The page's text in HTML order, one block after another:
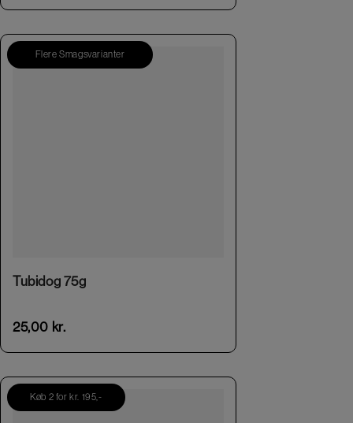
Flere Smagsvarianter
Tubidog 75g
25,00 kr.
Køb 2 for kr. 195,-